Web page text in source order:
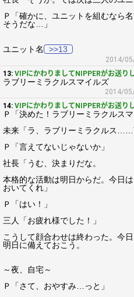
Ｐ「確かに、ユニットを組むなら名
そうだな…」
ユニット名 >>13
2014/
13: VIPにかわりましてNIPPERがお送り
ラブリーミラクルスマイルズ
2014/
14: VIPにかわりましてNIPPERがお送り
Ｐ「決めた！ラブリーミラクルスマ
未来「ラ、ラブリーミラクルス……
Ｐ「言えてないじゃないか」
社長「うむ、決まりだな。
本格的な活動は明日からだ。今日
おいてくれ」
Ｐ「はい！」
三人「お疲れ様でした！」
こうして顔合わせは終わった。今
明日に備えておこう。
～夜、自宅～
Ｐ「さて、おやすみ…っと」